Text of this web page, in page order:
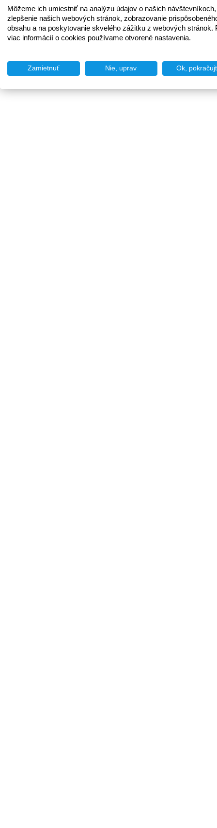
Môžeme ich umiestniť na analýzu údajov o našich
zlepšenie našich webových stránok, zobrazovanie
obsahu a na poskytovanie skvelého zážitku z webových stránok.
viac informácií o cookies používame otvorené nastavenia.
Zamietnuť Nie, uprav Ok,